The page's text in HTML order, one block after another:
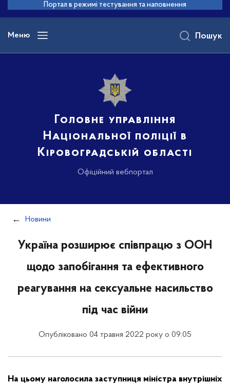
основного
вмісту
Портал в режимі тестування та наповнення
Меню
Головне управління
Національної поліції в
Кіровоградській області
Офіційний вебпортал
Пошук
Новини
Україна розширює співпрацю з ООН
щодо запобігання та ефективного
реагування на сексуальне насильство
під час війни
Опубліковано 04 травня 2022 року о 09:05
На цьому наголосила заступниця міністра внутрішніх